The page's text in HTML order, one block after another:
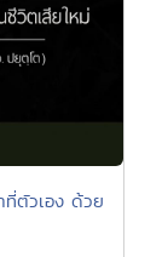
ตัวเอง ด้วย